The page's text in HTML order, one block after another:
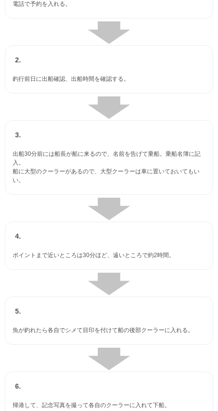
電話で予約を入れる。
2.
釣行前日に出船確認、出船時間を確認する。
3.
出船30分前には船長が船に来るので、名前を告げて乗船。乗船名簿に記
入。
船に大型のクーラーがあるので、大型クーラーは車に置いておいてもい
い。
4.
ポイントまで近いところは30分ほど、遠いところで約2時間。
5.
魚が釣れたら各自でシメて目印を付けて船の後部クーラーに入れる。
6.
帰港して、記念写真を撮って各自のクーラーに入れて下船。